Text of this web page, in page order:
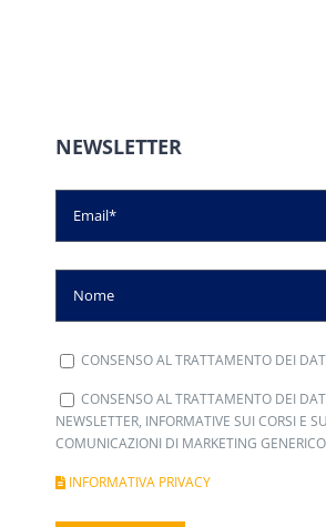
NEWSLETTER
CONSENSO AL TRATTAMENTO DEI
CONSENSO AL TRATTAMENTO DEI
NEWSLETTER, INFORMATIVE SUI CORSI E
COMUNICAZIONI DI MARKETING
INFORMATIVA PRIVACY